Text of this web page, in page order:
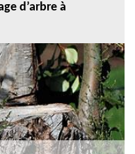
d’arbre à